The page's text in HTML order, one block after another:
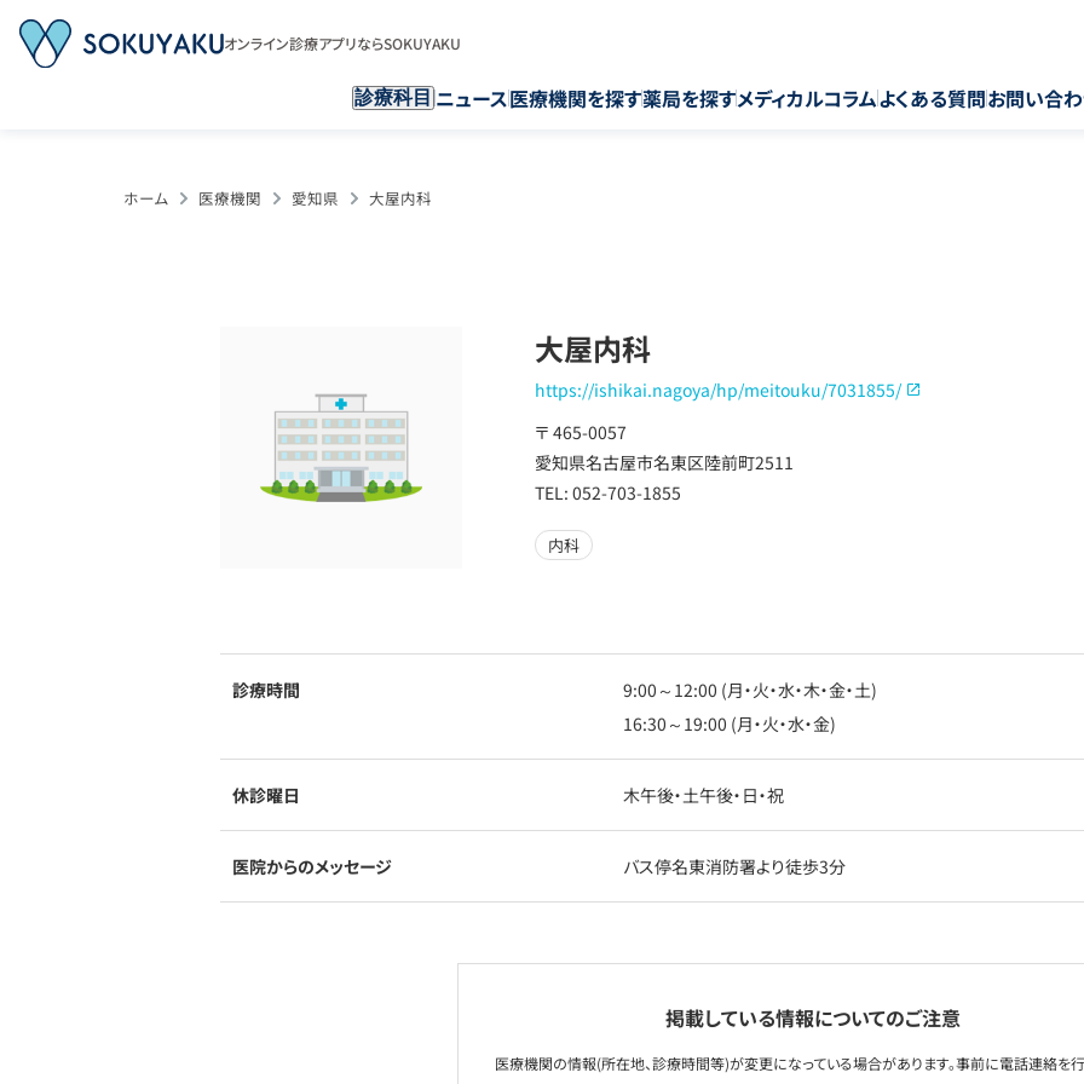
オンライン診療アプリならSOKUYAKU
診療科目 ニュース医療機関を探す薬局を探すメディカルコラムよくある質問お問い合
ホーム 医療機関 愛知県 大屋内科
大屋内科
https://ishikai.nagoya/hp/meitouku/7031855/
〒 465-0057
愛知県名古屋市名東区陸前町2511
TEL: 052-703-1855
内科
診療時間
9:00～12:00 (月・火・水・木・金・土)
16:30～19:00 (月・火・水・金)
休診曜日 木午後・土午後・日・祝
医院からのメッセージ バス停名東消防署より徒歩3分
掲載している情報についてのご注意
医療機関の情報(所在地、診療時間等)が変更になっている場合があります。事前に電話連絡を